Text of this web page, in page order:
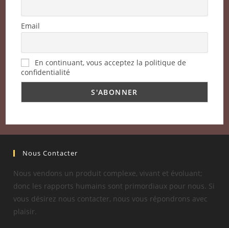
Email
En continuant, vous acceptez la politique de
confidentialité
Nous Contacter
Nous vendons un produit complexe, vivant et évoluant;
donc les rapports humains sont primordiaux pour nous. Si
vous désirez nous contacter, nous vous répondrons avec
plaisir.